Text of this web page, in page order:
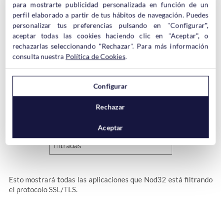
Pero también puedes dejar activado el filtrado y
deshabilitar el
filtrado SSL/TL para Thunderbird exclusivamente
, es muy
sencillo.
y si miras un poco más abajo verás una
Lista de aplicaciones con filtrado SSL/TLS
Esto mostrará todas las aplicaciones que Nod32 está filtrando
el protocolo SSL/TLS.
para mostrarte publicidad personalizada en función de un
perfil elaborado a partir de tus hábitos de navegación. Puedes
personalizar tus preferencias pulsando en "Configurar",
aceptar todas las cookies haciendo clic en "Aceptar", o
rechazarlas seleccionando "Rechazar". Para más información
consulta nuestra Política de Cookies.
Configurar
Rechazar
Aceptar